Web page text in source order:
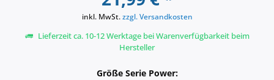
inkl. MwSt.zzgl. Versandkosten
Lieferzeit ca. 10-12 Werktage bei Warenverfügbarkeit beim
Hersteller
Größe Serie Power: